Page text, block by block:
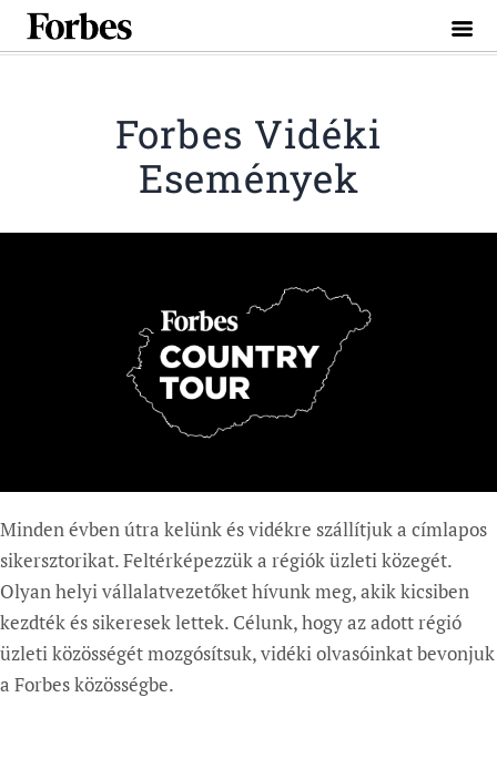
Toggle
Forbes Vidéki
Események
Minden évben útra kelünk és vidékre szállítjuk a címlapos
sikersztorikat. Feltérképezzük a régiók üzleti közegét.
Olyan helyi vállalatvezetőket hívunk meg, akik kicsiben
kezdték és sikeresek lettek. Célunk, hogy az adott régió
üzleti közösségét mozgósítsuk, vidéki olvasóinkat bevonjuk
a Forbes közösségbe.